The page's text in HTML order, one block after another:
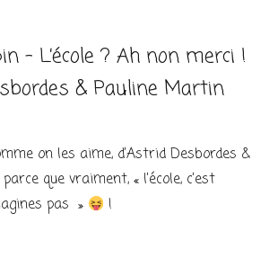
– L’école ? Ah non merci !
& Pauline Martin
on les aime, d’Astrid Desbordes &
que vraiment, « l’école, c’est
pas »
!